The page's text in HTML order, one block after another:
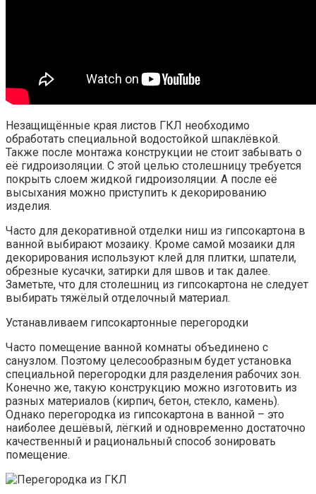
Незащищённые края листов ГКЛ необходимо
обработать специальной водостойкой шпаклёвкой.
Также после монтажа конструкции не стоит забывать о
её гидроизоляции. С этой целью столешницу требуется
покрыть слоем жидкой гидроизоляции. А после её
высыхания можно приступить к декорированию
изделия.
Часто для декоративной отделки ниш из гипсокартона в
ванной выбирают мозаику. Кроме самой мозаики для
декорирования используют клей для плитки, шпатели,
обрезные кусачки, затирки для швов и так далее.
Заметьте, что для столешниц из гипсокартона не следует
выбирать тяжёлый отделочный материал.
Устанавливаем гипсокартонные перегородки
Часто помещение ванной комнаты объединено с
санузлом. Поэтому целесообразным будет установка
специальной перегородки для разделения рабочих зон.
Конечно же, такую конструкцию можно изготовить из
разных материалов (кирпич, бетон, стекло, камень).
Однако перегородка из гипсокартона в ванной – это
наиболее дешёвый, лёгкий и одновременно достаточно
качественный и рациональный способ зонировать
помещение.